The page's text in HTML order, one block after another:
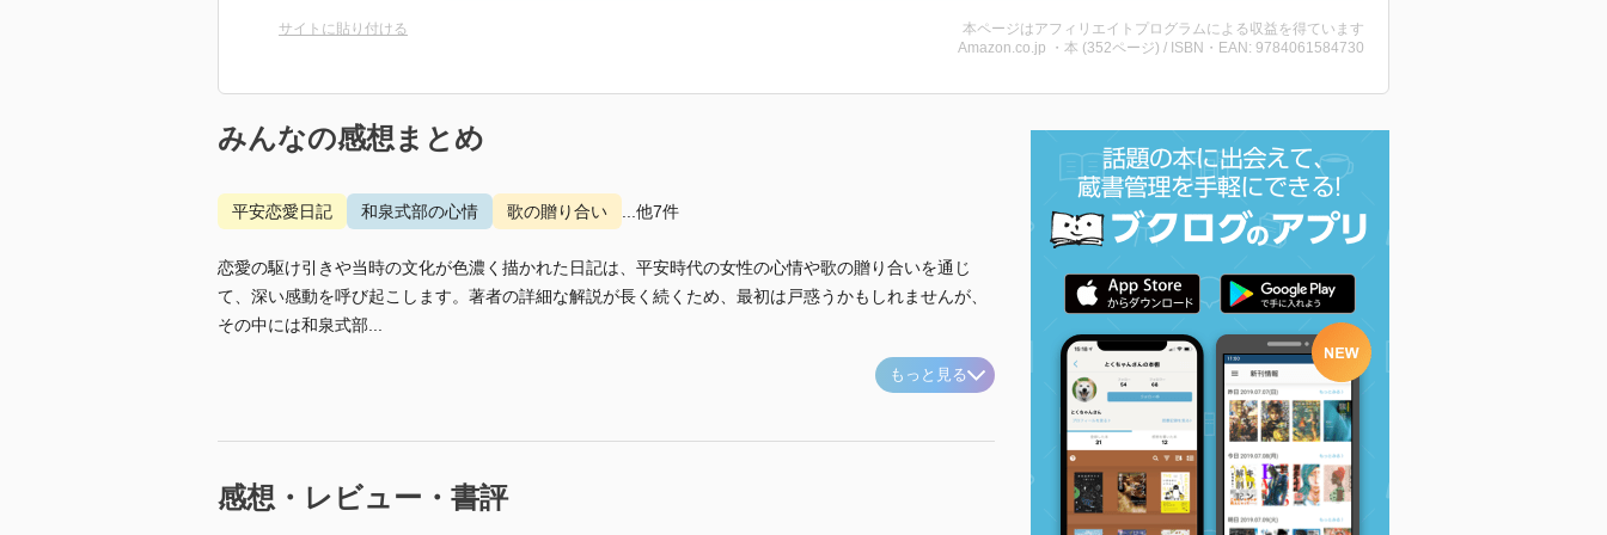
サイトに貼り付ける
本ページはアフィリエイトプログラムによる収益を得ています
Amazon.co.jp ・本 (352ページ) / ISBN・EAN: 9784061584730
みんなの感想まとめ
平安恋愛日記 和泉式部の心情 歌の贈り合い ...他7件
恋愛の駆け引きや当時の文化が色濃く描かれた日記は、平安時代の女性の心情や歌の贈り合いを通じ
て、深い感動を呼び起こします。著者の詳細な解説が長く続くため、最初は戸惑うかもしれませんが、
その中には和泉式部...
もっと見る
感想・レビュー・書評